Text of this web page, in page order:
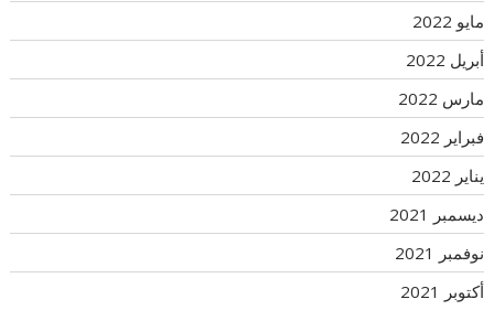
مايو 2022
أبريل 2022
مارس 2022
فبراير 2022
يناير 2022
ديسمبر 2021
نوفمبر 2021
أكتوبر 2021